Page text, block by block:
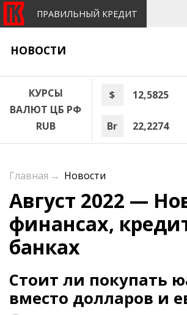
ПРАВИЛЬНЫЙ КРЕДИТ
НОВОСТИ
КУРСЫ
ВАЛЮТ ЦБ РФ
RUB
$ 12,5825
Br 22,2274
Главная → Новости
Август 2022 —
финансах,
банках
Стоит ли покупать
вместо долларов и